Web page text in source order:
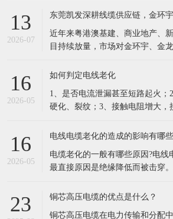
13
2026-07
近年来粤港澳基建、商业地产、
目持续放量，市场对金环宇、金龙
的凯发电线电缆，依托十年行业积
应商。 公司现有六万余种线缆规格现货储备，覆
盖35KV高压电缆、低烟
16
2026-05
如何判定电线老化
1、是否电流泄漏甚至短路起火；
硬化、裂纹；3、接触电阻增大，接
荷运行。超负荷运行，由于电流的
集肤效应以及钢铠的涡流损耗、
会产乍附加热量，从而使电
16
2026-05
电缆老化的一般有哪些原因?电线
最直接原因是绝缘降低而被击穿
乎以下几种情况。 1、电缆老化原因:外力损伤。
23
铜芯高压电缆的优点是什么？
铜芯高压电缆在电力传输和分配